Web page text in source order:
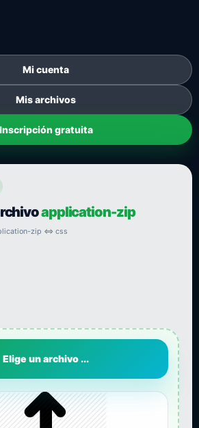
Mi cuenta
Mis archivos
Inscripción gratuita
application-zip
zip ⇔ css
Elige un archivo ...